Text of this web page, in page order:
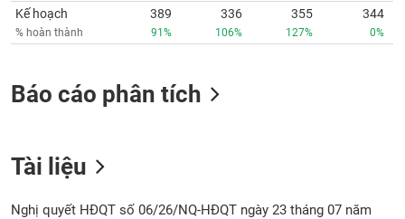
Kế hoạch
% hoàn thành
389
91%
336
106%
355
127%
344
0%
Báo cáo phân tích
Tài liệu
Nghị quyết HĐQT số 06/26/NQ-HĐQT ngày 23 tháng 07 năm